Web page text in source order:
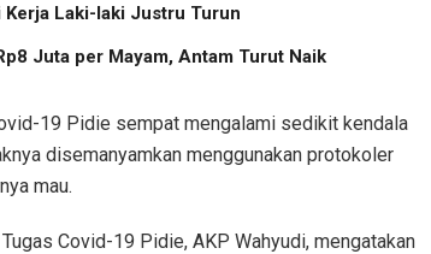
Laki-laki Justru Turun
Juta per Mayam, Antam Turut Naik
19 Pidie sempat mengalami sedikit kendala
disemanyamkan menggunakan protokoler
mau.
Covid-19 Pidie, AKP Wahyudi, mengatakan